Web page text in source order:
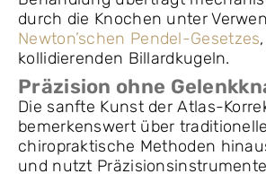
durch die Knochen unter
Newton’schen Pendel-Gesetzes
kollidierenden Billardkugeln.
Präzision ohne
Die sanfte Kunst der Atlas-
bemerkenswert über traditionelle
chiropraktische Methoden
und nutzt